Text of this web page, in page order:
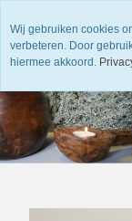
Wij gebruiken cookies
verbeteren. Door
hiermee akkoord.